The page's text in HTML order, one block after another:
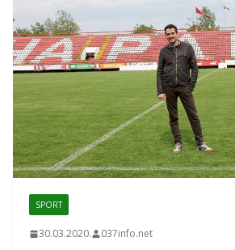
SPORT
30.03.2020. 037info.net